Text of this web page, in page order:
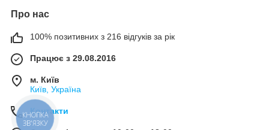
Про нас
100% позитивних з 216 відгуків за рік
Працює з 29.08.2016
м. Київ
Київ, Україна
Контакти
КНОПКА
ЗВ'ЯЗКУ